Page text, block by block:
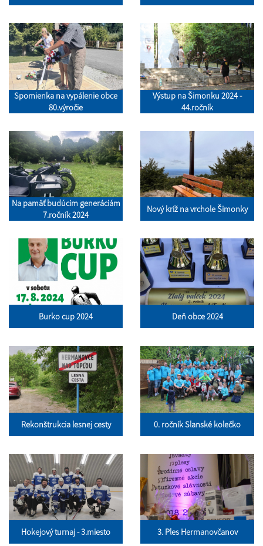
Spomienka na vypálenie obce
80.výročie
Výstup na Šimonku 2024 -
44.ročník
Na pamäť budúcim generáciám
7.ročník 2024
Nový kríž na vrchole Šimonky
Burko cup 2024 Deň obce 2024
Rekonštrukcia lesnej cesty 0. ročník Slanské kolečko
Hokejový turnaj - 3.miesto 3. Ples Hermanovčanov